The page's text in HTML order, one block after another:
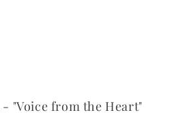
- "Voice from the Heart"